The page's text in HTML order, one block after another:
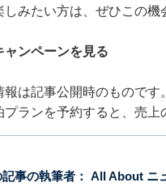
みたい方は、ぜひこの機
ャンペーンを見る
は記事公開時のものです
プランを予約すると、売
事の執筆者： All About ニ